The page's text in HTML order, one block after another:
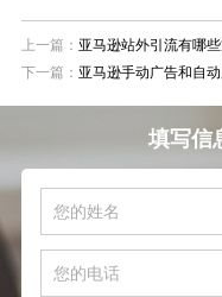
上一篇： 亚马逊站外引流有哪
下一篇： 亚马逊手动广告和自
填写信